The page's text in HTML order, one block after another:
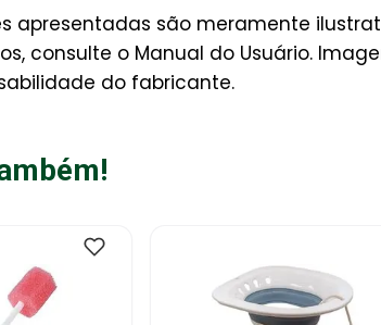
apresentadas são meramente
consulte o Manual do Usuário.
do fabricante.